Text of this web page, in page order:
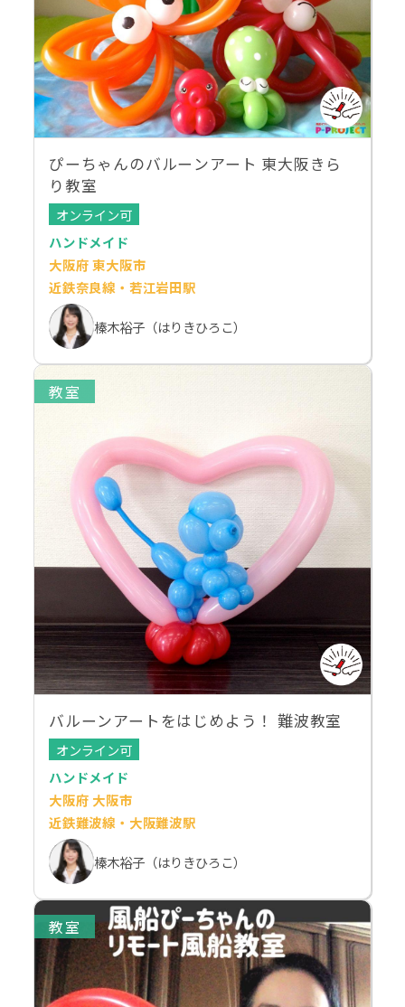
ぴーちゃんのバルーンアート 東大阪きら
り教室
オンライン可
ハンドメイド
大阪府 東大阪市
近鉄奈良線・若江岩田駅
榛木裕子（はりきひろこ）
教室
バルーンアートをはじめよう！ 難波教室
オンライン可
ハンドメイド
大阪府 大阪市
近鉄難波線・大阪難波駅
榛木裕子（はりきひろこ）
教室